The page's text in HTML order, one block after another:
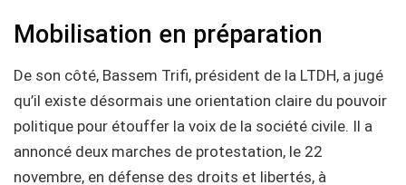
Mobilisation en préparation
De son côté, Bassem Trifi, président de la LTDH, a jugé
qu’il existe désormais une orientation claire du pouvoir
politique pour étouffer la voix de la société civile. Il a
annoncé deux marches de protestation, le 22
novembre, en défense des droits et libertés, à